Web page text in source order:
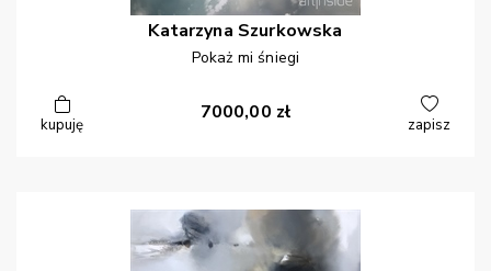
Katarzyna Szurkowska
Pokaż mi śniegi
kupuję
7000,00 zł
zapisz